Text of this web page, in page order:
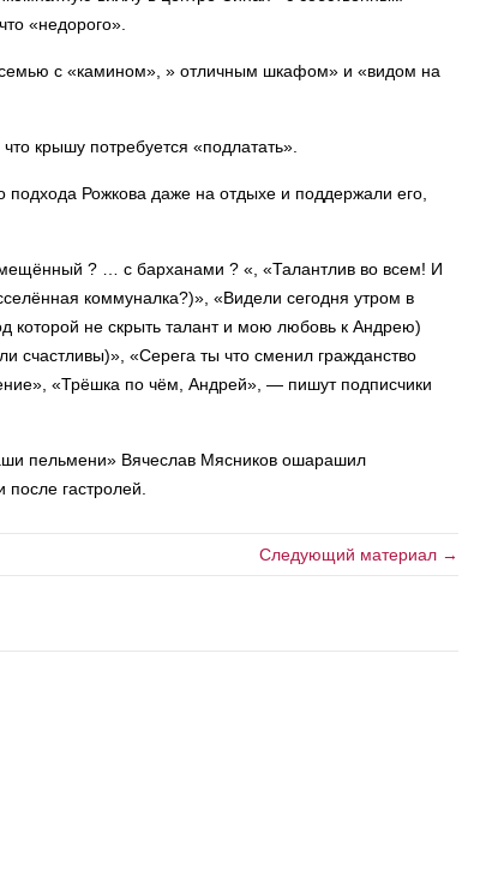
«недорого».
с «камином», » отличным шкафом» и «видом на
крышу потребуется «подлатать».
подхода Рожкова даже на отдыхе и поддержали его,
? … с барханами ? «, «Талантлив во всем! И
коммуналка?)», «Видели сегодня утром в
которой не скрыть талант и мою любовь к Андрею)
счастливы)», «Серега ты что сменил гражданство
«Трёшка по чём, Андрей», — пишут подписчики
пельмени» Вячеслав Мясников ошарашил
гастролей.
Следующий материал →